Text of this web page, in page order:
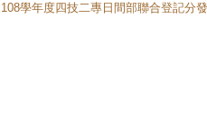
108學年度四技二專日間部聯合登記分